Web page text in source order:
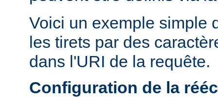
Voici un exemple simple
les tirets par des
dans l'URI de la requête.
Configuration de la